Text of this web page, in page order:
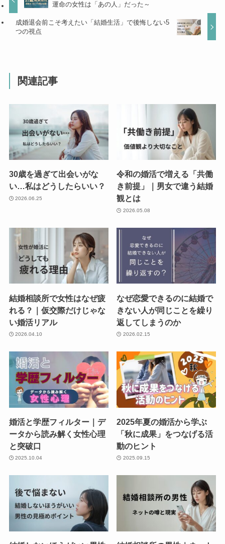
運命の女性は「あの人」だった～
成婚退会前こそ考えたい「結婚生活」で後悔しない5
つの視点
関連記事
30歳を過ぎて出会いがな
い…私はどうしたらいい？
2026.06.25
令和の婚活で増える「共働
き前提」｜男女で違う結婚
観とは
2026.05.08
結婚相談所で女性はなぜ疲
れる？｜仮交際だけじゃな
い婚活リアル
2026.04.10
なぜ恋愛できるのに結婚で
きない人が同じことを繰り
返してしまうのか
2026.02.15
婚活と学歴フィルター｜デ
ータから読み解く女性心理
と突破口
2025.10.04
2025年夏の婚活から学ぶ
「秋に成果」をつなげる活
動のヒント
2025.09.15